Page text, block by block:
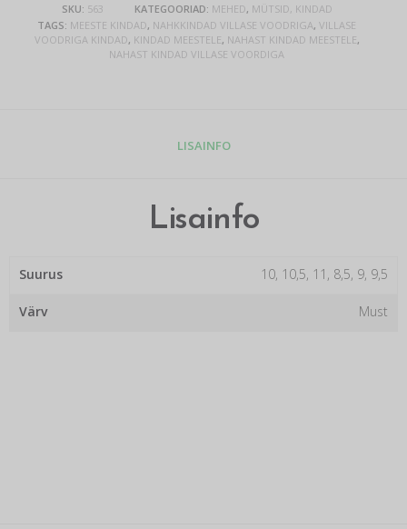
SKU: 563 KATEGOORIAD: MEHED, MÜTSID, KINDAD
TAGS: MEESTE KINDAD, NAHKKINDAD VILLASE VOODRIGA, VILLASE
VOODRIGA KINDAD, KINDAD MEESTELE, NAHAST KINDAD MEESTELE,
NAHAST KINDAD VILLASE VOORDIGA
LISAINFO
Lisainfo
Suurus 10, 10,5, 11, 8,5, 9, 9,5
Värv Must